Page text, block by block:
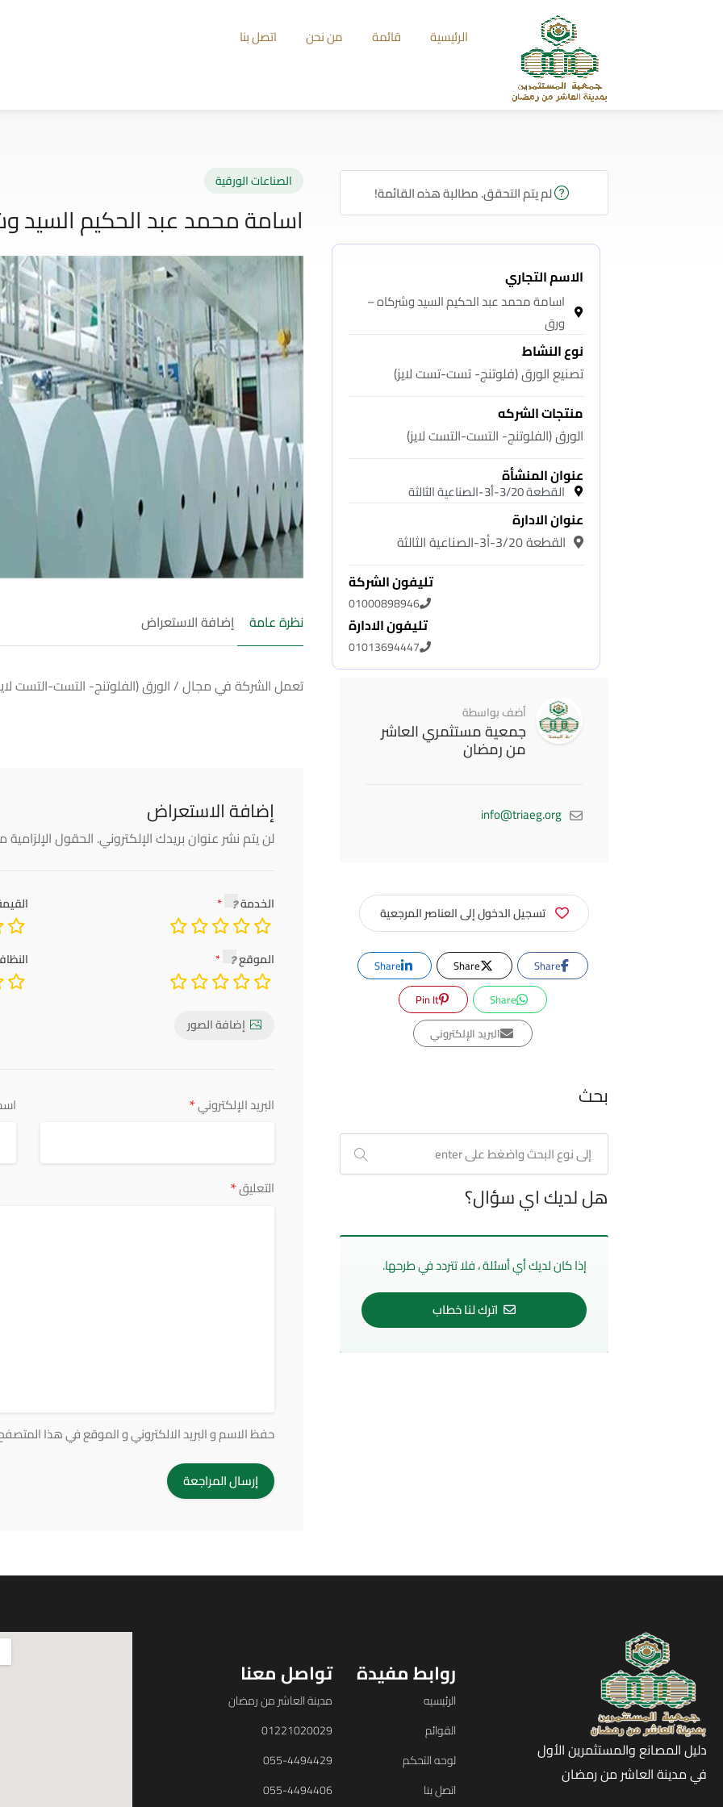
الرئيسية قائمة من نحن اتصل بنا
الصناعات الورقية
اسامة محمد عبد الحكيم السيد
نظرة عامة إضافة الاستعراض
تعمل الشركة في مجال / الورق (الفلوتنج- التست-التست
إضافة الاستعراض
لن يتم نشر عنوان بريدك الإلكتروني. الحقول الإلزامية
الخدمة
الموقع
إضافة الصور
البريد الإلكتروني*
التعليق*
حفظ الاسم و البريد الالكتروني و الموقع في هذا
لم يتم التحقق. مطالبة هذه القائمة!
الاسم التجاري
اسامة محمد عبد الحكيم السيد وشركاه –
ورق
نوع النشاط
تصنيع الورق (فلوتنج- تست-تست لايز)
منتجات الشركه
الورق (الفلوتنج- التست-التست لايز)
عنوان المنشأة
القطعة 3/20-أ3-الصناعية الثالثة
عنوان الادارة
القطعة 3/20-أ3-الصناعية الثالثة
تليفون الشركة
01000898946
تليفون الادارة
01013694447
أضف بواسطة
جمعية مستثمري العاشر
من رمضان
info@triaeg.org
تسجيل الدخول إلى العناصر المرجعية
Share
Share
Share
Share
Pin It
البريد الإلكتروني
بحث
هل لديك اي سؤال؟
إذا كان لديك أي أسئلة ، فلا تتردد في طرحها.
اترك لنا خطاب
دليل المصانع والمستثمرين الأول
في مدينة العاشر من رمضان
روابط مفيدة
الرئيسيه
القوائم
لوحه التحكم
اتصل بنا
تواصل معنا
مدينة العاشر من رمضان
01221020029
055-4494429
055-4494406